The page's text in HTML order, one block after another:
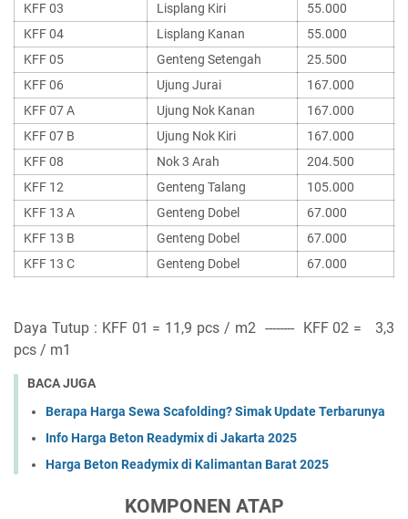
KFF 03
Lisplang Kiri
55.000
KFF 04
Lisplang Kanan
55.000
KFF 05
Genteng Setengah
25.500
KFF 06
Ujung Jurai
167.000
KFF 07 A
Ujung Nok Kanan
167.000
KFF 07 B
Ujung Nok Kiri
167.000
KFF 08
Nok 3 Arah
204.500
KFF 12
Genteng Talang
105.000
KFF 13 A
Genteng Dobel
67.000
KFF 13 B Genteng Dobel
67.000
KFF 13 C Genteng Dobel 67.000
Daya Tutup : KFF 01 = 11,9 pcs / m2 -------- KFF 02 = 3,3
pcs / m1
BACA JUGA
Berapa Harga Sewa Scafolding? Simak Update Terbarunya
Info Harga Beton Readymix di Jakarta 2025
Harga Beton Readymix di Kalimantan Barat 2025
KOMPONEN ATAP